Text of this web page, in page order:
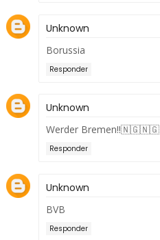
Unknown
Borussia
Responder
Unknown
Werder Bremen!!🇳🇬🇳🇬
Responder
Unknown
BVB
Responder